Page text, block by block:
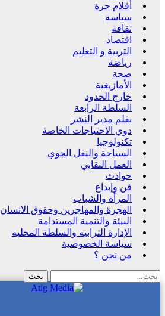
أقلام حرة
سياسة
ثقافة
اقتصاد
التربية و التعليم
رياضة
صحة
الأمازيغية
خارج الحدود
السلطة الرابعة
بقلم مدير النشر
دوي الاحتياجات الخاصة
تكنولوجيا
السياحة والنقل الجوي
العمل النقابي
حوادث
فن وإبداع
المرأة والشباب
الهجرة والمهاجرين وحقوق الانسان
البيئة والتنمية المستدامة
الإدارة الترابية والسلطة المحلية
سياسة الخصوصية
من نحن ؟